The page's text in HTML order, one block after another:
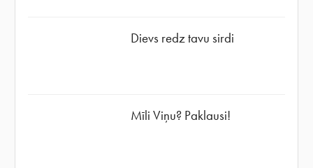
Dievs redz tavu sirdi
Mīli Viņu? Paklausi!